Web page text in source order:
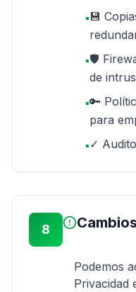
▪💾
▪🛡️
de
▪🔑
para
▪✓
8
Podemos
Privacidad